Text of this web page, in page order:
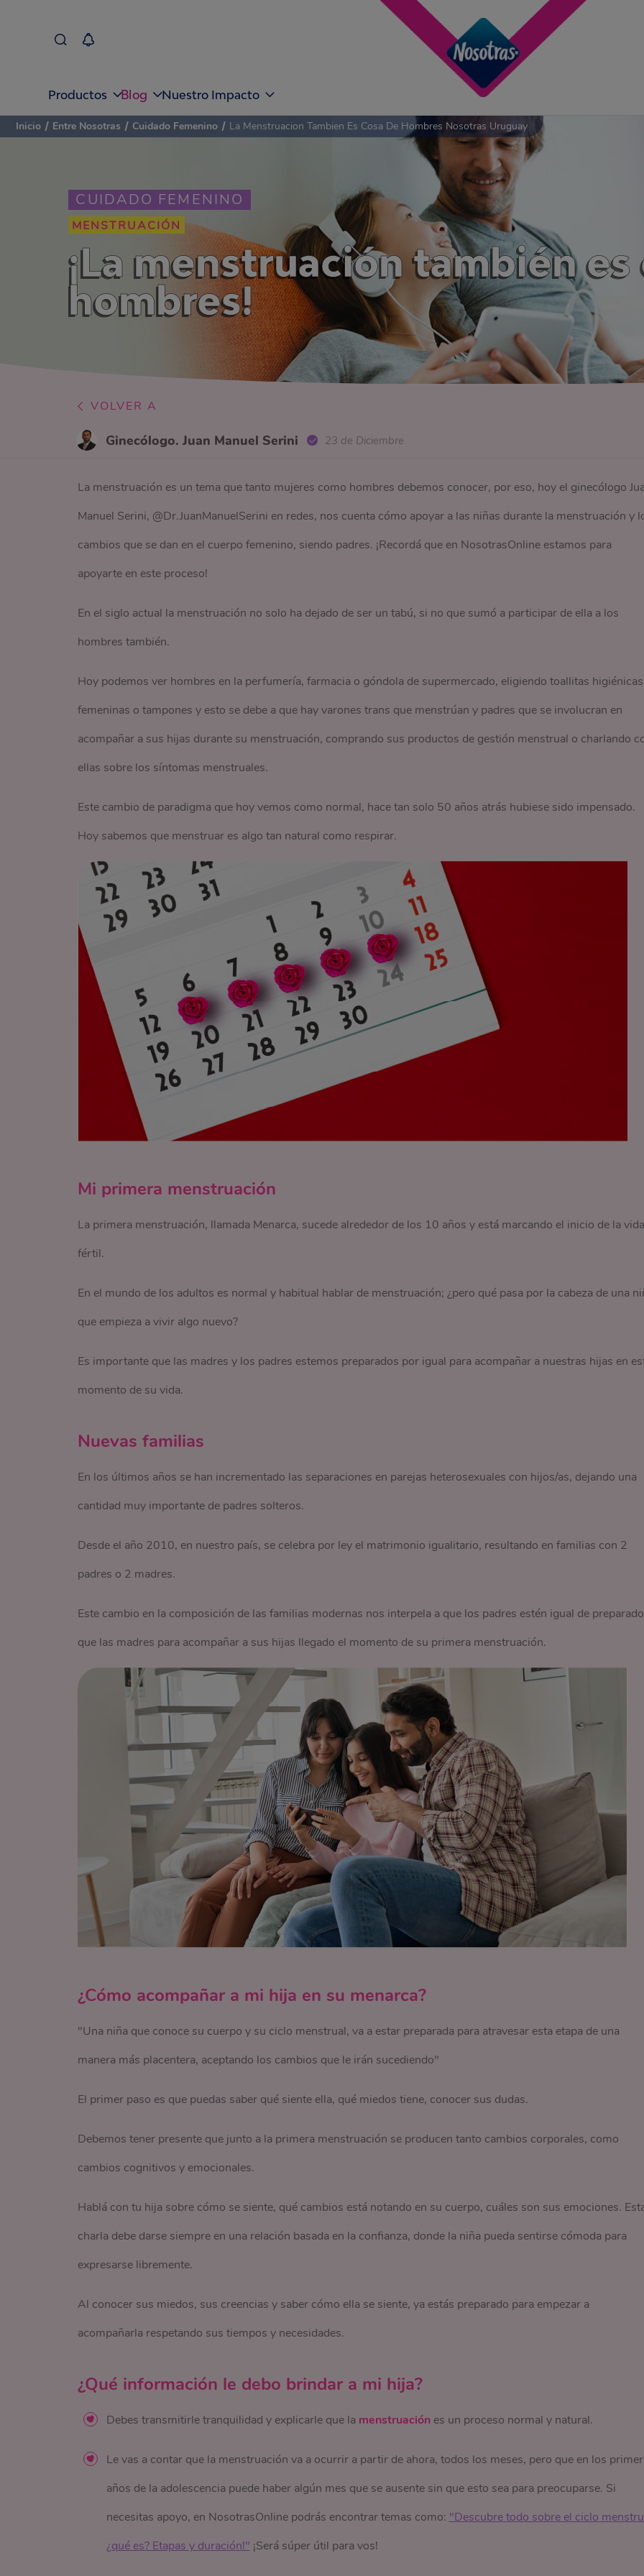
Productos Blog Nuestro Impacto
CUIDADO FEMENINO
MENSTRUACIÓN
¡La menstruación también es
hombres!
Inicio / Entre Nosotras / Cuidado Femenino / La Menstruacion Tambien Es Cosa De Hombres Nosotras Uruguay
VOLVER A
Ginecólogo. Juan Manuel Serini 23 de Diciembre
La menstruación es un tema que tanto mujeres como hombres debemos conocer, por eso, hoy el ginecólogo
Manuel Serini, @Dr.JuanManuelSerini en redes, nos cuenta cómo apoyar a las niñas durante la menstruación y
cambios que se dan en el cuerpo femenino, siendo padres. ¡Recordá que en NosotrasOnline estamos para
apoyarte en este proceso!
En el siglo actual la menstruación no solo ha dejado de ser un tabú, si no que sumó a participar de ella a los
hombres también.
Hoy podemos ver hombres en la perfumería, farmacia o góndola de supermercado, eligiendo toallitas higiénicas
femeninas o tampones y esto se debe a que hay varones trans que menstrúan y padres que se involucran en
acompañar a sus hijas durante su menstruación, comprando sus productos de gestión menstrual o charlando
ellas sobre los síntomas menstruales.
Este cambio de paradigma que hoy vemos como normal, hace tan solo 50 años atrás hubiese sido impensado.
Hoy sabemos que menstruar es algo tan natural como respirar.
Mi primera menstruación
La primera menstruación, llamada Menarca, sucede alrededor de los 10 años y está marcando el inicio de la vida
fértil.
En el mundo de los adultos es normal y habitual hablar de menstruación; ¿pero qué pasa por la cabeza de una
que empieza a vivir algo nuevo?
Es importante que las madres y los padres estemos preparados por igual para acompañar a nuestras hijas en
momento de su vida.
Nuevas familias
En los últimos años se han incrementado las separaciones en parejas heterosexuales con hijos/as, dejando una
cantidad muy importante de padres solteros.
Desde el año 2010, en nuestro país, se celebra por ley el matrimonio igualitario, resultando en familias con 2
padres o 2 madres.
Este cambio en la composición de las familias modernas nos interpela a que los padres estén igual de
que las madres para acompañar a sus hijas llegado el momento de su primera menstruación.
¿Cómo acompañar a mi hija en su menarca?
"Una niña que conoce su cuerpo y su ciclo menstrual, va a estar preparada para atravesar esta etapa de una
manera más placentera, aceptando los cambios que le irán sucediendo"
El primer paso es que puedas saber qué siente ella, qué miedos tiene, conocer sus dudas.
Debemos tener presente que junto a la primera menstruación se producen tanto cambios corporales, como
cambios cognitivos y emocionales.
Hablá con tu hija sobre cómo se siente, qué cambios está notando en su cuerpo, cuáles son sus emociones.
charla debe darse siempre en una relación basada en la confianza, donde la niña pueda sentirse cómoda para
expresarse libremente.
Al conocer sus miedos, sus creencias y saber cómo ella se siente, ya estás preparado para empezar a
acompañarla respetando sus tiempos y necesidades.
¿Qué información le debo brindar a mi hija?
Debes transmitirle tranquilidad y explicarle que la menstruación es un proceso normal y natural.
Le vas a contar que la menstruación va a ocurrir a partir de ahora, todos los meses, pero que en los
años de la adolescencia puede haber algún mes que se ausente sin que esto sea para preocuparse. Si
necesitas apoyo, en NosotrasOnline podrás encontrar temas como: "Descubre todo sobre el ciclo
¿qué es? Etapas y duración!" ¡Será súper útil para vos!